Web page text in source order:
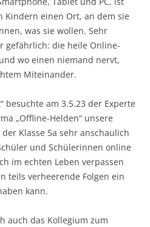
einen Ort, an dem sie
was sie wollen. Sehr
gefährlich: die heile Online-
wo einen niemand nervt,
Miteinander.
besuchte am 3.5.23 der Experte
„Offline-Helden“ unsere
Klasse 5a sehr anschaulich
und Schülerinnen online
im echten Leben verpassen
teils verheerende Folgen ein
kann.
auch das Kollegium zum